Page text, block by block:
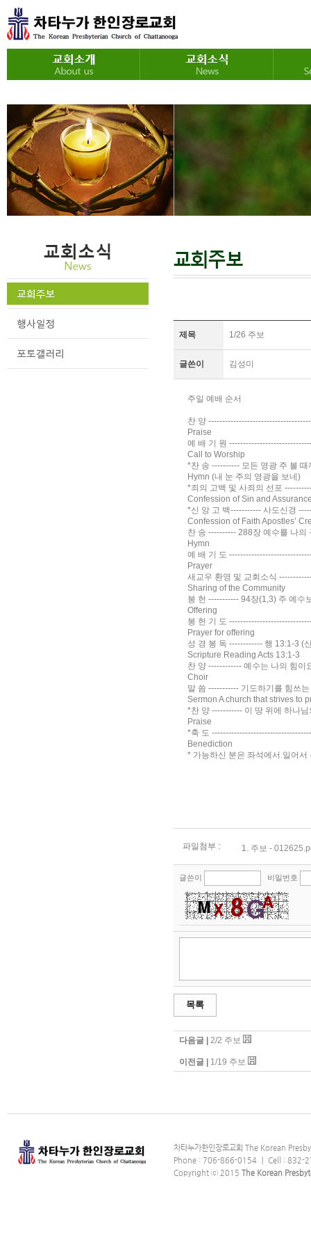
제목 1/26 주보
글쓴이 김성미
주일 예배 순서
찬 양
Praise
예 배 기 원
Call to Worship
*찬 송 ---------- 모든 영광 주 볼
Hymn (내 눈 주의 영광을 보네)
*죄의 고백 및 사죄의 선포
Confession of Sin and
*신 앙 고 백----------- 사도신경
Confession of Faith Apostles’
찬 송 ---------- 288장 예수를 나
Hymn
예 배 기 도
Prayer
새교우 환영 및 교회소식
Sharing of the Community
봉 헌 ----------- 94장(1,3) 주 예수
Offering
봉 헌 기 도
Prayer for offering
성 경 봉 독 ------------ 행 13:1-3 (
Scripture Reading Acts 13:1-3
찬 양 ------------ 예수는 나의 힘
Choir
말 씀 ----------- 기도하기를 힘쓰
Sermon A church that strives to
*찬 양 ----------- 이 땅 위에 하나
Praise
*축 도
Benediction
* 가능하신 분은 좌석에서 일어
파일첨부 : 1. 주보 -
글쓴이 비밀번호
목록
다음글 | 2/2 주보
이전글 | 1/19 주보
차타누가한인장로교회 The Korean
Phone : 706-866-0154 ｜ Cell : 832-
Copyright ⓒ 2015 The Korean